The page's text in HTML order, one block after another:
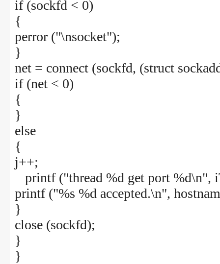
if (sockfd < 0)
{
perror ("\nsocket");
}
net = connect (sockfd, (struct
if (net < 0)
{
}
else
{
j++;
printf ("thread %d get port %d\n",
printf ("%s %d accepted.\n",
}
close (sockfd);
}
}